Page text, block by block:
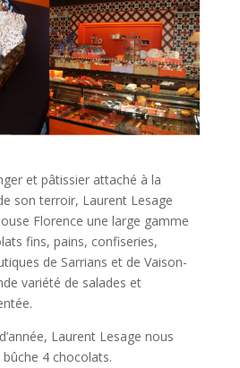
et pâtissier attaché à la
son terroir, Laurent Lesage
Florence une large gamme
fins, pains, confiseries,
de Sarrians et de Vaison-
variété de salades et
Laurent Lesage nous
4 chocolats.